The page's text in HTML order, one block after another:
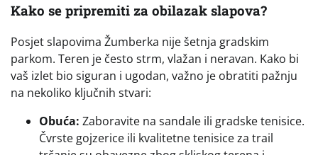
Kako se pripremiti za obilazak slapova?
Posjet slapovima Žumberka nije šetnja gradskim
parkom. Teren je često strm, vlažan i neravan. Kako bi
vaš izlet bio siguran i ugodan, važno je obratiti pažnju
na nekoliko ključnih stvari:
Obuća: Zaboravite na sandale ili gradske tenisice.
Čvrste gojzerice ili kvalitetne tenisice za trail